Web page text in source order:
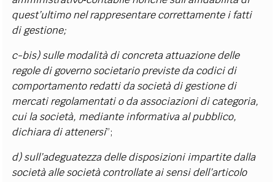
quest’ultimo nel rappresentare correttamente i fatti
di gestione;
c-bis) sulle modalità di concreta attuazione delle
regole di governo societario previste da codici di
comportamento redatti da società di gestione di
mercati regolamentati o da associazioni di categoria,
cui la società, mediante informativa al pubblico,
dichiara di attenersi”;
d) sull’adeguatezza delle disposizioni impartite dalla
società alle società controllate ai sensi dell’articolo